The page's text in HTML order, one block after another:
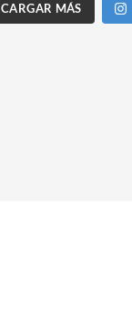
CARGAR MÁS